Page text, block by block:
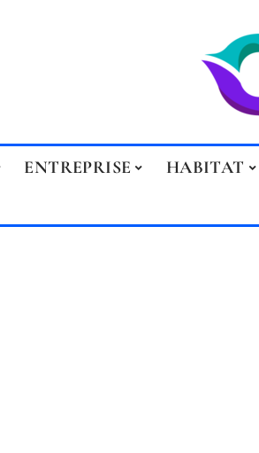
ENTREPRISE HABITAT